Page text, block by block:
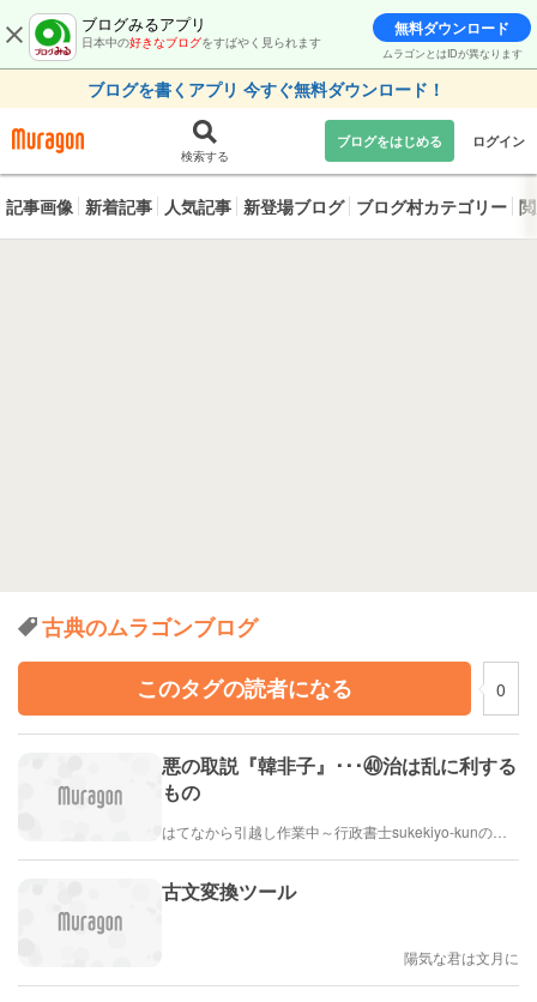
ブログみるアプリ
日本中の好きなブログをすばやく見られます
無料ダウンロード
ムラゴンとはIDが異なります
ブログを書くアプリ 今すぐ無料ダウンロード！
検索する
ブログをはじめる ログイン
記事画像 新着記事 人気記事 新登場ブログ ブログ村カテゴリー
古典のムラゴンブログ
このタグの読者になる
0
悪の取説『韓非子』･･･㊵治は乱に利する
もの
古文変換ツール
陽気な君は文月に